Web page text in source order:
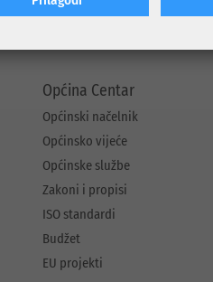
Općina Centar
Općinski načelnik
Općinsko vijeće
Općinske službe
Zakoni i propisi
ISO standardi
Budžet
EU projekti